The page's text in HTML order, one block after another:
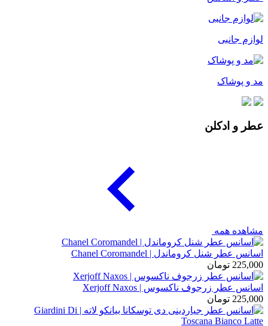
لوازم جانبی
مد و پوشاک
عطر و ادکلن
مشاهده همه
اسانس عطر شنل کروماندل | Chanel Coromandel
225,000 تومان
اسانس عطر زرجوف ناکسوس | Xerjoff Naxos
225,000 تومان